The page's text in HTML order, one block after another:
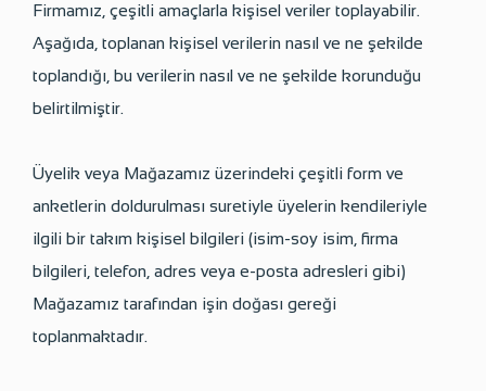
Firmamız, çeşitli amaçlarla kişisel veriler toplayabilir.
Aşağıda, toplanan kişisel verilerin nasıl ve ne şekilde
toplandığı, bu verilerin nasıl ve ne şekilde korunduğu
belirtilmiştir.
Üyelik veya Mağazamız üzerindeki çeşitli form ve
anketlerin doldurulması suretiyle üyelerin kendileriyle
ilgili bir takım kişisel bilgileri (isim-soy isim, firma
bilgileri, telefon, adres veya e-posta adresleri gibi)
Mağazamız tarafından işin doğası gereği
toplanmaktadır.